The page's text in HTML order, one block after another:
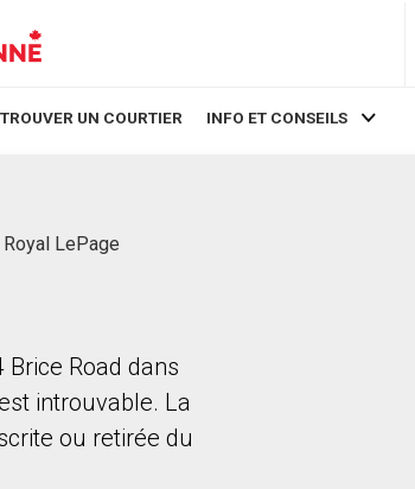
TROUVER UN COURTIER INFO ET CONSEILS
LePage
Road dans
introuvable. La
ou retirée du